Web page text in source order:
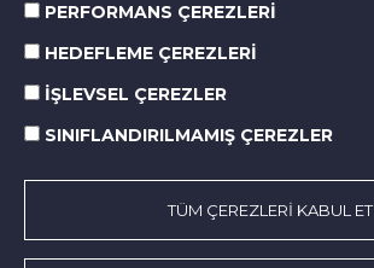
Hakkımızda
KSS
Norm’da Hayat
PERFORMANS ÇEREZLERİ
HEDEFLEME ÇEREZLERİ
İŞLEVSEL ÇEREZLER
SINIFLANDIRILMAMIŞ ÇEREZLER
TÜM ÇEREZLERİ KABUL ET